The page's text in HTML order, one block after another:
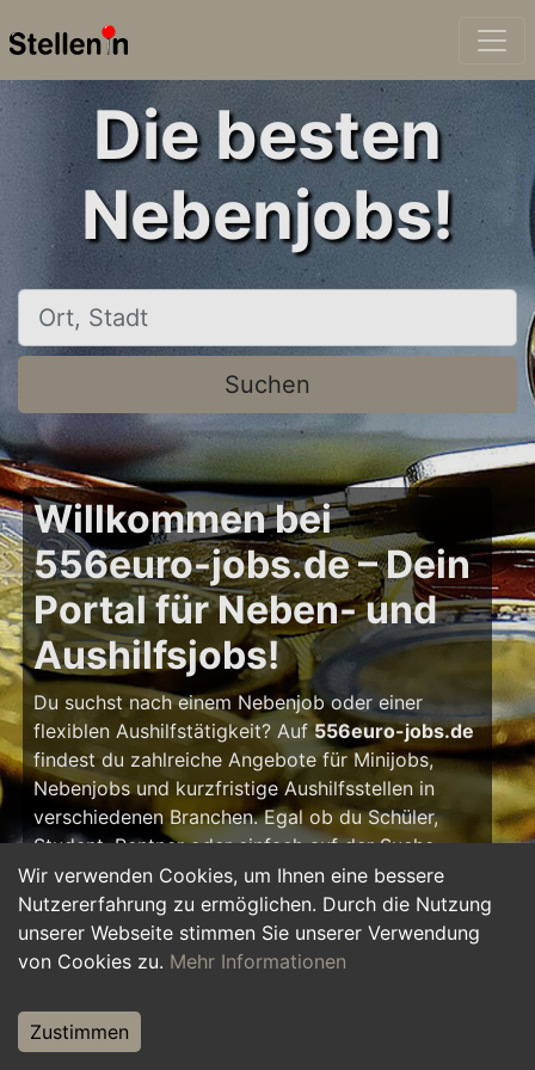
Wir verwenden Cookies, um Ihnen eine bessere
Nutzererfahrung zu ermöglichen. Durch die Nutzung
unserer Webseite stimmen Sie unserer Verwendung
von Cookies zu. Mehr Informationen
Zustimmen
Die besten
Nebenjobs!
Ort, Stadt
Suchen
Willkommen bei
556euro-jobs.de – Dein
Portal für Neben- und
Aushilfsjobs!
Du suchst nach einem Nebenjob oder einer
flexiblen Aushilfstätigkeit? Auf556euro-jobs.de
findest du zahlreiche Angebote für Minijobs,
Nebenjobs und kurzfristige Aushilfsstellen in
verschiedenen Branchen. Egal ob du Schüler,
Student, Rentner oder einfach auf der Suche
nach einem kleinen Zusatzverdienst bist – hier
findest du die passende Tätigkeit, die zu deinem
Zeitplan passt.
Ein Nebenjob oder Aushilfsjob bietet viele